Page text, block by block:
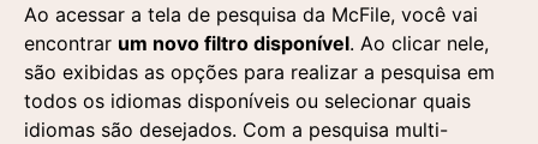
Ao acessar a tela de pesquisa da McFile, você vai
encontrar um novo filtro disponível. Ao clicar nele,
são exibidas as opções para realizar a pesquisa em
todos os idiomas disponíveis ou selecionar quais
idiomas são desejados. Com a pesquisa multi-